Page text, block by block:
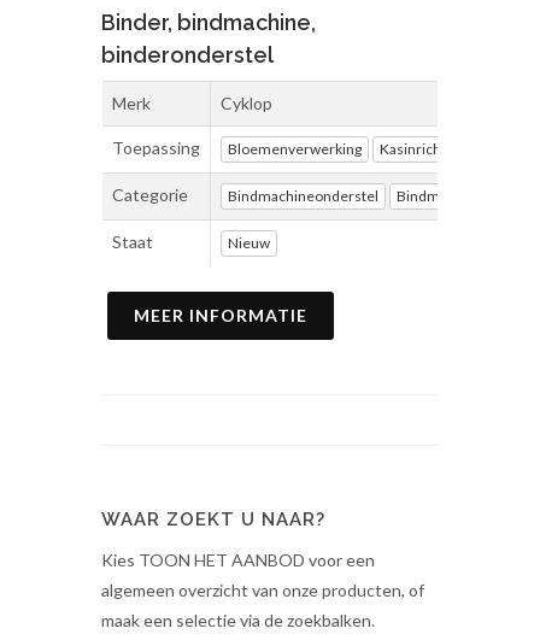
Binder, bindmachine,
binderonderstel
Merk Cyklop
Toepassing Bloemenverwerking Kasinrichting
Categorie Bindmachineonderstel Bindmachines
Staat Nieuw
MEER INFORMATIE
WAAR ZOEKT U NAAR?
Kies TOON HET AANBOD voor een
algemeen overzicht van onze producten, of
maak een selectie via de zoekbalken.